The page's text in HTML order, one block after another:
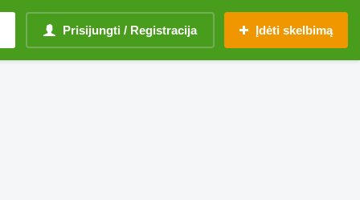
Prisijungti / Registracija Įdėti skelbimą